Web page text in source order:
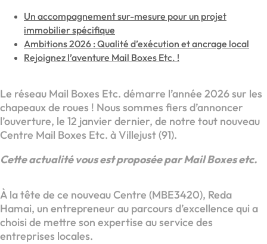
Un accompagnement sur-mesure pour un projet
immobilier spécifique
Ambitions 2026 : Qualité d’exécution et ancrage local
Rejoignez l’aventure Mail Boxes Etc. !
Le réseau Mail Boxes Etc. démarre l’année 2026 sur les
chapeaux de roues ! Nous sommes fiers d’annoncer
l’ouverture, le 12 janvier dernier, de notre tout nouveau
Centre Mail Boxes Etc. à Villejust (91).
Cette actualité vous est proposée par Mail Boxes etc.
À la tête de ce nouveau Centre (MBE3420), Reda
Hamai, un entrepreneur au parcours d’excellence qui a
choisi de mettre son expertise au service des
entreprises locales.